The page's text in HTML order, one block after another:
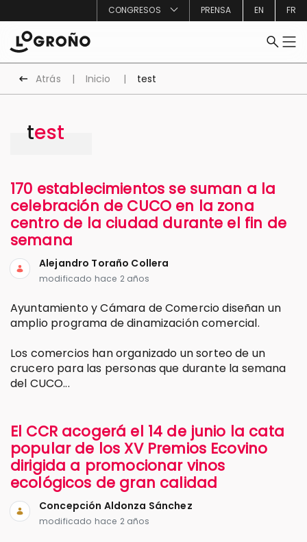
CONGRESOS PRENSA EN FR
Atrás Inicio test
test
170 establecimientos se suman a la
celebración de CUCO en la zona
centro de la ciudad durante el fin de
semana
Alejandro Toraño Collera
modificado hace 2 años
Ayuntamiento y Cámara de Comercio diseñan un
amplio programa de dinamización comercial.
Los comercios han organizado un sorteo de un
crucero para las personas que durante la semana
del CUCO...
El CCR acogerá el 14 de junio la cata
popular de los XV Premios Ecovino
dirigida a promocionar vinos
ecológicos de gran calidad
Concepción Aldonza Sánchez
modificado hace 2 años